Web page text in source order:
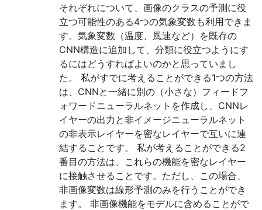
それぞれについて、画像のクラスの予測に役
立つ可能性のある4つの気象変数も利用できま
す。気象変数（温度、風速など）を既存の
CNN構造に追加して、分類に役立つようにす
るにはどうすればよいのかと思っていまし
た。 私がすでに考えることができる1つの方法
は、CNNと一緒に別の（小さな）フィードフ
ォワードニューラルネットを作成し、CNNレ
イヤーの出力と非イメージニューラルネット
の非表示レイヤーを密なレイヤーで互いに連
結することです。 私が考えることができる2
番目の方法は、これらの機能を密なレイヤー
に接触させることです。ただし、この場合、
非画像変数は線形予測のみを行うことができ
ます。 非画像機能をモデルに含めることがで